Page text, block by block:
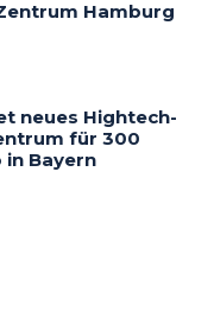
Hamburg
neues Hightech-
für 300
in Bayern